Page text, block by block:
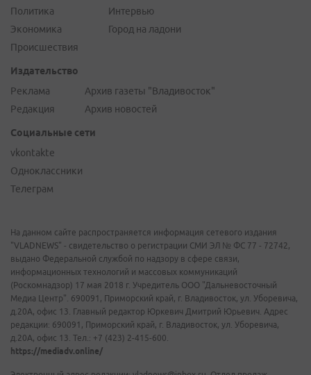
Политика
Экономика
Происшествия
Интервью
Город на ладони
Издательство
Реклама
Редакция
Архив газеты "Владивосток"
Архив новостей
Социальные сети
vkontakte
Одноклассники
Телеграм
На данном сайте распространяется информация сетевого издания
"VLADNEWS" - свидетельство о регистрации СМИ ЭЛ № ФС 77 - 72742,
выдано Федеральной службой по надзору в сфере связи,
информационных технологий и массовых коммуникаций
(Роскомнадзор) 17 мая 2018 г. Учредитель ООО "Дальневосточный
Медиа Центр". 690091, Приморский край, г. Владивосток, ул. Уборевича,
д.20А, офис 13. Главный редактор Юркевич Дмитрий Юрьевич. Адрес
редакции: 690091, Приморский край, г. Владивосток, ул. Уборевича,
д.20А, офис 13. Тел.: +7 (423) 2-415-600.
https://mediadv.online/